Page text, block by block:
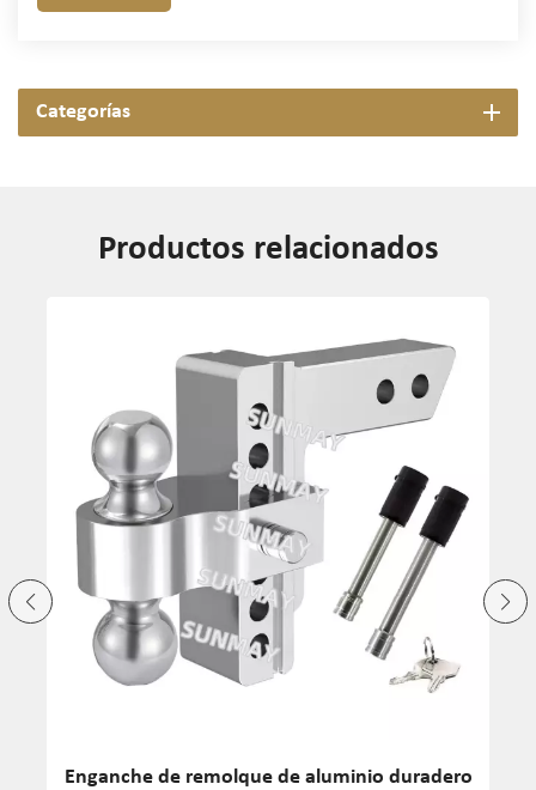
Categorías
Productos relacionados
Enganche de remolque de aluminio ajustable